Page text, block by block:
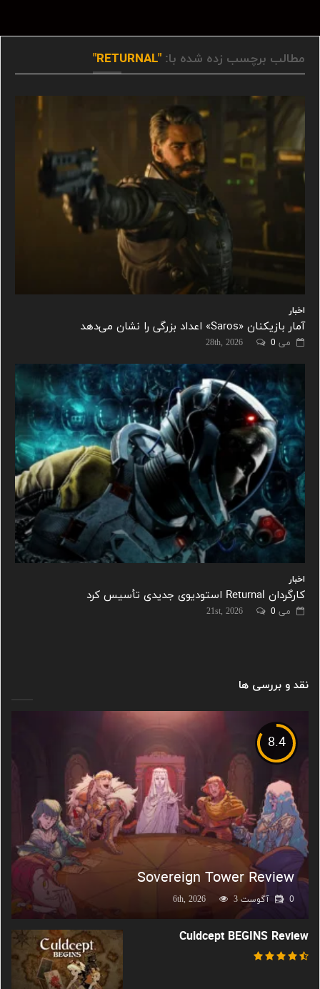
مطالب برچسب زده شده با: "RETURNAL"
اخبار
آمار بازیکنان «Saros» اعداد بزرگی را نشان می‌دهد
می 28th, 2026 0
اخبار
کارگردان Returnal استودیوی جدیدی تأسیس کرد
می 21st, 2026 0
نقد و بررسی ها
8.4
Sovereign Tower Review
آگوست 6th, 2026 3 0
Culdcept BEGINS Review